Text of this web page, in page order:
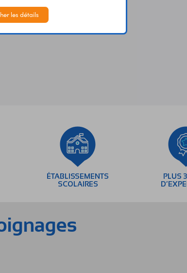
ÉTABLISSEMENTS
SCOLAIRES
PLUS
les détails